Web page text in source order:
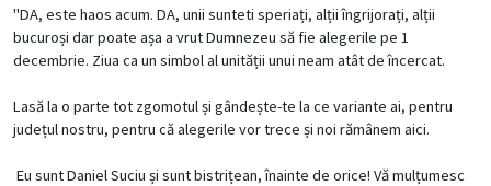
"DA, este haos acum. DA, unii sunteti speriați, alții îngrijorați, alții
bucuroși dar poate așa a vrut Dumnezeu să fie alegerile pe 1
decembrie. Ziua ca un simbol al unității unui neam atât de încercat.
Lasă la o parte tot zgomotul și gândește-te la ce variante ai, pentru
județul nostru, pentru că alegerile vor trece și noi rămânem aici.
Eu sunt Daniel Suciu și sunt bistrițean, înainte de orice! Vă mulțumesc